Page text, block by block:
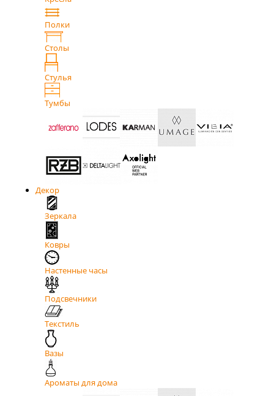
Полки
Столы
Стулья
Тумбы
Декор
Зеркала
Ковры
Настенные часы
Подсвечники
Текстиль
Вазы
Ароматы для дома